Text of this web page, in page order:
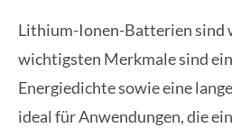
Lithium-Ionen-Batterien sind
wichtigsten Merkmale sind
Energiedichte sowie eine
ideal für Anwendungen, die